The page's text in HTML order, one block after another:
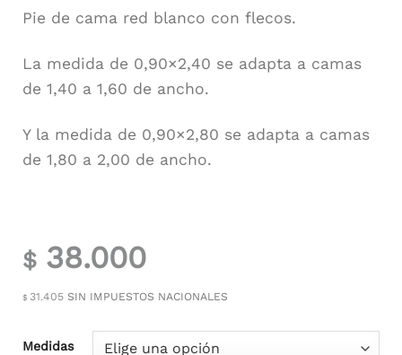
Pie de cama red blanco con flecos.
La medida de 0,90×2,40 se adapta a camas
de 1,40 a 1,60 de ancho.
Y la medida de 0,90×2,80 se adapta a camas
de 1,80 a 2,00 de ancho.
$38.000
$31.405 SIN IMPUESTOS NACIONALES
Medidas